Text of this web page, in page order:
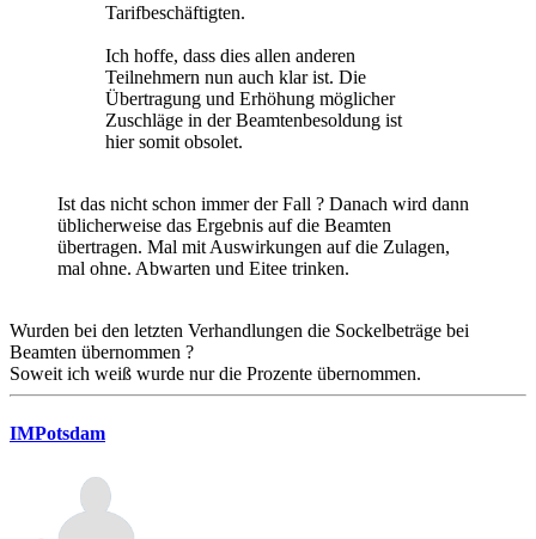
Tarifbeschäftigten.
Ich hoffe, dass dies allen anderen
Teilnehmern nun auch klar ist. Die
Übertragung und Erhöhung möglicher
Zuschläge in der Beamtenbesoldung ist
hier somit obsolet.
Ist das nicht schon immer der Fall ? Danach wird dann
üblicherweise das Ergebnis auf die Beamten
übertragen. Mal mit Auswirkungen auf die Zulagen,
mal ohne. Abwarten und Eitee trinken.
Wurden bei den letzten Verhandlungen die Sockelbeträge bei
Beamten übernommen ?
Soweit ich weiß wurde nur die Prozente übernommen.
IMPotsdam